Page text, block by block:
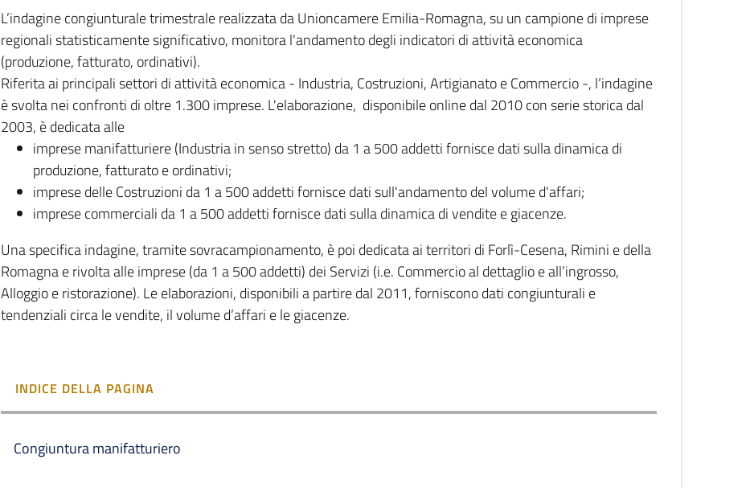
L’indagine congiunturale trimestrale realizzata da Unioncamere Emilia-Romagna, su un campione di imprese
regionali statisticamente significativo, monitora l'andamento degli indicatori di attività economica
(produzione, fatturato, ordinativi).
Riferita ai principali settori di attività economica - Industria, Costruzioni, Artigianato e Commercio -, l’indagine
è svolta nei confronti di oltre 1.300 imprese. L'elaborazione, disponibile online dal 2010 con serie storica dal
2003, è dedicata alle
imprese manifatturiere (Industria in senso stretto) da 1 a 500 addetti fornisce dati sulla dinamica di
produzione, fatturato e ordinativi;
imprese delle Costruzioni da 1 a 500 addetti fornisce dati sull'andamento del volume d'affari;
imprese commerciali da 1 a 500 addetti fornisce dati sulla dinamica di vendite e giacenze.
Una specifica indagine, tramite sovracampionamento, è poi dedicata ai territori di Forlì-Cesena, Rimini e della
Romagna e rivolta alle imprese (da 1 a 500 addetti) dei Servizi (i.e. Commercio al dettaglio e all’ingrosso,
Alloggio e ristorazione). Le elaborazioni, disponibili a partire dal 2011, forniscono dati congiunturali e
tendenziali circa le vendite, il volume d’affari e le giacenze.
INDICE DELLA PAGINA
Congiuntura manifatturiero